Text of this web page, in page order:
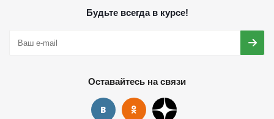
Будьте всегда в курсе!
Оставайтесь на связи